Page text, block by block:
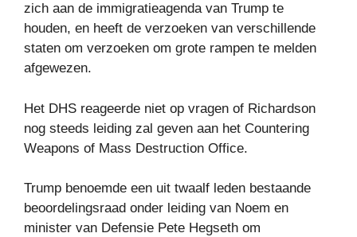
zich aan de immigratieagenda van Trump te
houden, en heeft de verzoeken van verschillende
staten om verzoeken om grote rampen te melden
afgewezen.
Het DHS reageerde niet op vragen of Richardson
nog steeds leiding zal geven aan het Countering
Weapons of Mass Destruction Office.
Trump benoemde een uit twaalf leden bestaande
beoordelingsraad onder leiding van Noem en
minister van Defensie Pete Hegseth om